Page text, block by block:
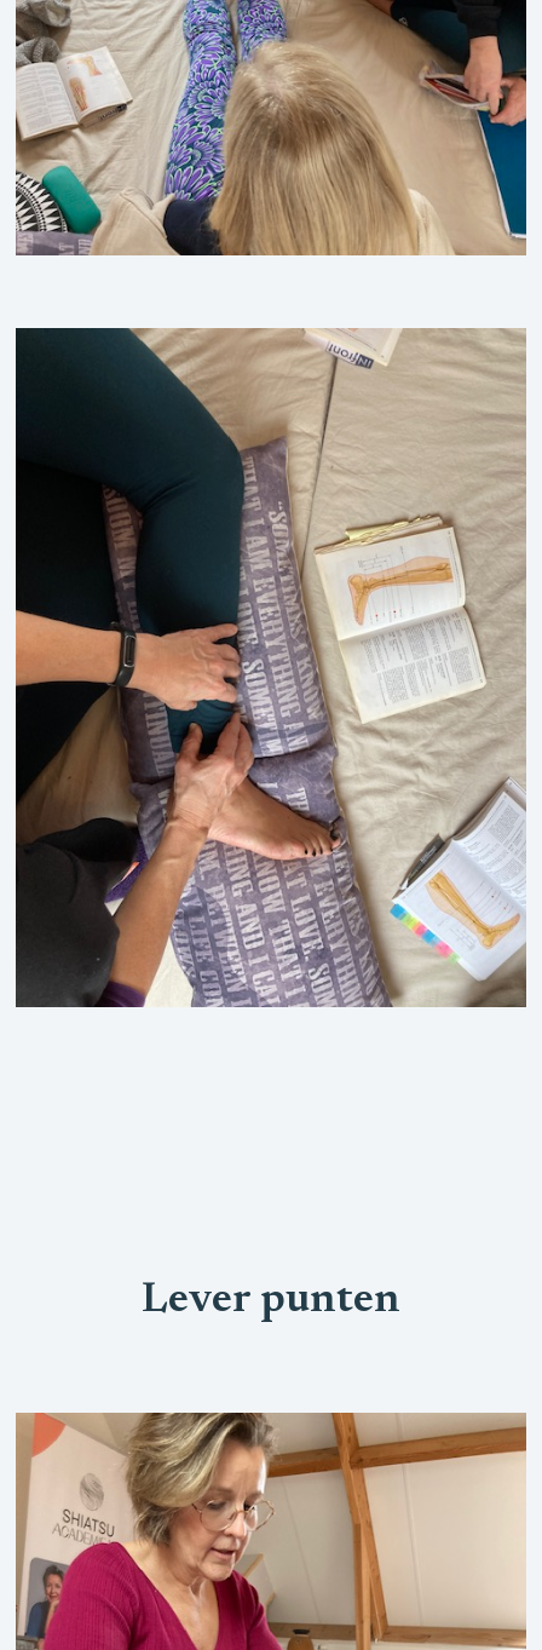
Lever punten